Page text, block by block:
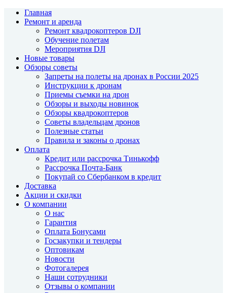
Главная
Ремонт и аренда
Ремонт квадрокоптеров DJI
Обучение полетам
Мероприятия DJI
Новые товары
Обзоры советы
Запреты на полеты на дронах в России 2025
Инструкции к дронам
Приемы съемки на дрон
Обзоры и выходы новинок
Обзоры квадрокоптеров
Советы владельцам дронов
Полезные статьи
Правила и законы о дронах
Оплата
Кредит или рассрочка Тинькофф
Рассрочка Почта-Банк
Покупай со Сбербанком в кредит
Доставка
Акции и скидки
О компании
О нас
Гарантия
Оплата Бонусами
Госзакупки и тендеры
Оптовикам
Новости
Фотогалерея
Наши сотрудники
Отзывы о компании